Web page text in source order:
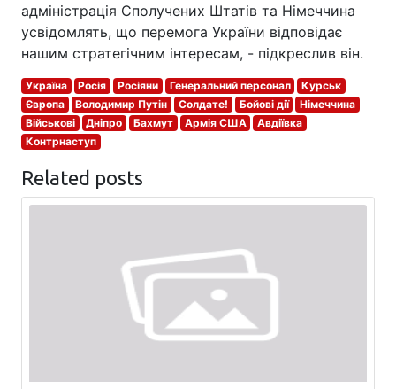
адміністрація Сполучених Штатів та Німеччина
усвідомлять, що перемога України відповідає
нашим стратегічним інтересам, - підкреслив він.
Україна Росія Росіяни Генеральний персонал
Курськ
Європа
Володимир Путін Солдате! Бойові дії
Німеччина
Військові
Дніпро Бахмут Армія США
Авдіївка
Контрнаступ
Related posts